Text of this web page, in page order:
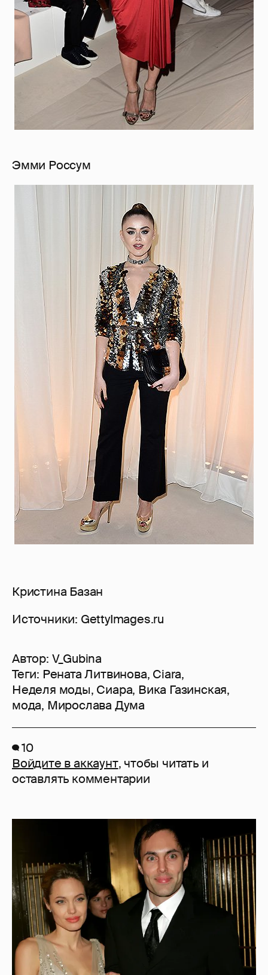
Эмми Россум
Кристина Базан
Источники: GettyImages.ru
Автор: V_Gubina
Теги: Рената Литвинова, Ciara,
Неделя моды, Сиара, Вика Газинская,
мода, Мирослава Дума
10
Войдите в аккаунт, чтобы читать и
оставлять комментарии